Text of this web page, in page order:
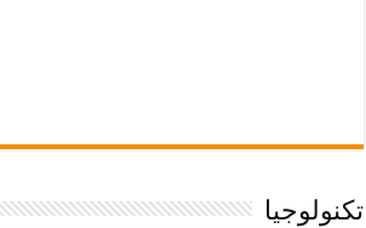
تكنولوجيا